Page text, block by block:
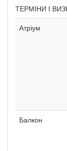
ТЕРМІНИ І
Атріум
Балкон